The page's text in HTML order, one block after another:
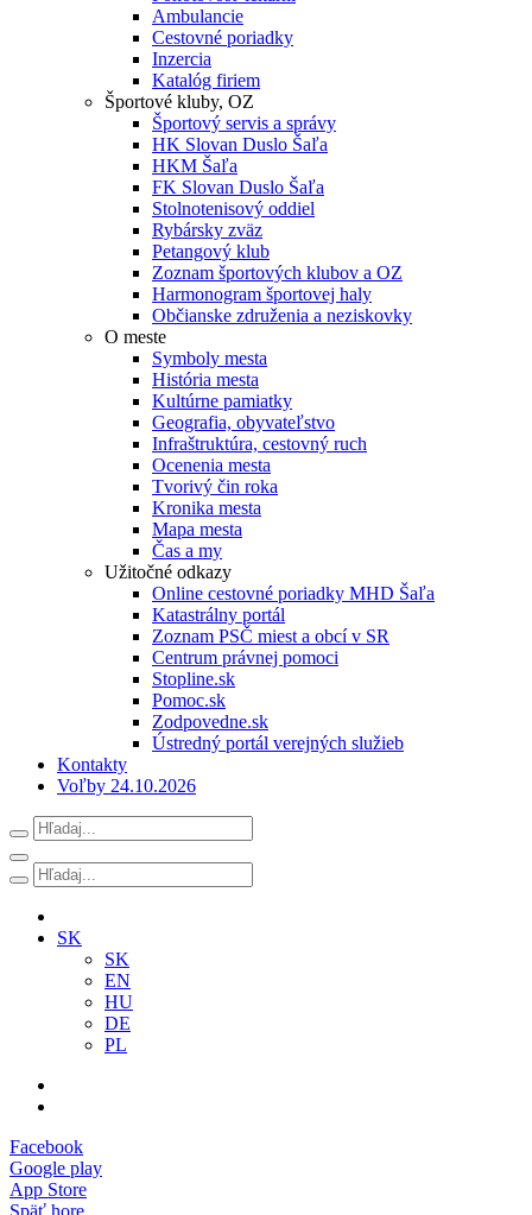
Ambulancie
Cestovné poriadky
Inzercia
Katalóg firiem
Športové kluby, OZ
Športový servis a správy
HK Slovan Duslo Šaľa
HKM Šaľa
FK Slovan Duslo Šaľa
Stolnotenisový oddiel
Rybársky zväz
Petangový klub
Zoznam športových klubov a OZ
Harmonogram športovej haly
Občianske združenia a neziskovky
O meste
Symboly mesta
História mesta
Kultúrne pamiatky
Geografia, obyvateľstvo
Infraštruktúra, cestovný ruch
Ocenenia mesta
Tvorivý čin roka
Kronika mesta
Mapa mesta
Čas a my
Užitočné odkazy
Online cestovné poriadky MHD Šaľa
Katastrálny portál
Zoznam PSČ miest a obcí v SR
Centrum právnej pomoci
Stopline.sk
Pomoc.sk
Zodpovedne.sk
Ústredný portál verejných služieb
Kontakty
Voľby 24.10.2026
SK
SK
EN
HU
DE
PL
Facebook
Google play
App Store
Späť hore